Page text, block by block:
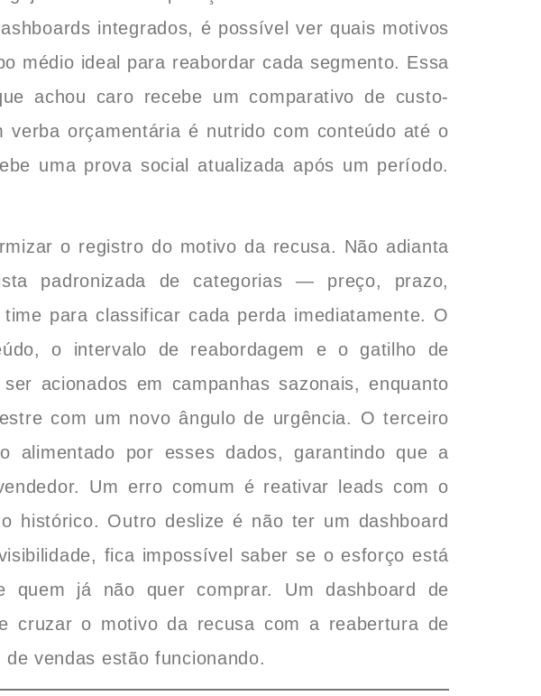
integrados, é possível ver quais motivos
médio ideal para reabordar cada segmento. Essa
achou caro recebe um comparativo de custo-
orçamentária é nutrido com conteúdo até o
uma prova social atualizada após um período.
o registro do motivo da recusa. Não adianta
padronizada de categorias — preço, prazo,
para classificar cada perda imediatamente. O
o intervalo de reabordagem e o gatilho de
acionados em campanhas sazonais, enquanto
com um novo ângulo de urgência. O terceiro
alimentado por esses dados, garantindo que a
Um erro comum é reativar leads com o
histórico. Outro deslize é não ter um dashboard
fica impossível saber se o esforço está
quem já não quer comprar. Um dashboard de
cruzar o motivo da recusa com a reabertura de
vendas estão funcionando.